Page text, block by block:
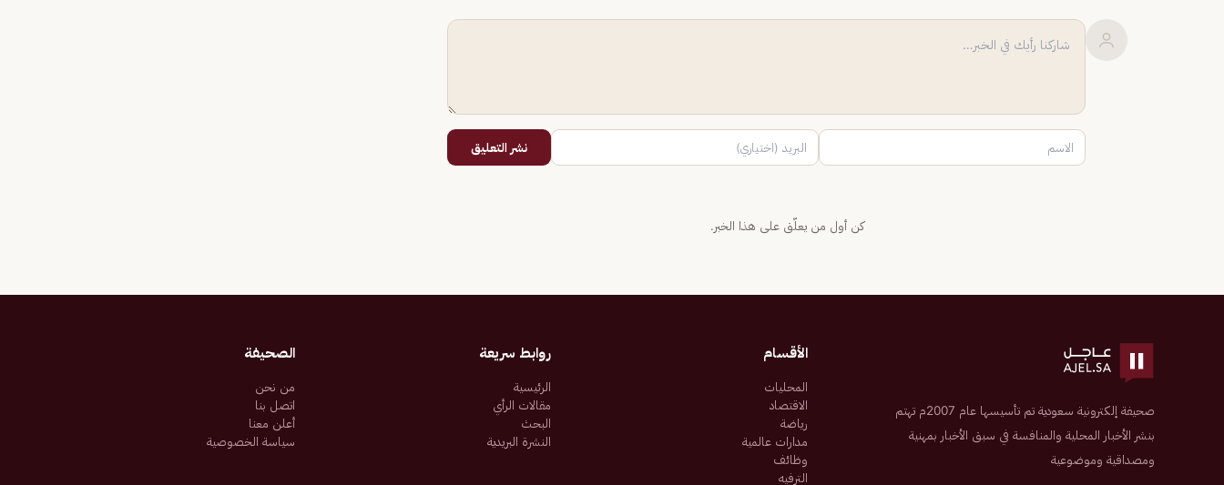
نشر التعليق
كن أول من يعلّق على هذا الخبر.
صحيفة إلكترونية سعودية تم تأسيسها عام 2007م تهتم
بنشر الأخبار المحلية والمنافسة في سبق الأخبار بمهنية
ومصداقية وموضوعية
الأقسام
المحليات
الاقتصاد
رياضة
مدارات عالمية
وظائف
الترفيه
روابط سريعة
الرئيسية
مقالات الرأي
البحث
النشرة البريدية
الصحيفة
من نحن
اتصل بنا
أعلن معنا
سياسة الخصوصية